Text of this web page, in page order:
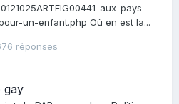
aux-pays-
un-enfant.php Où en est la...
réponses
gay